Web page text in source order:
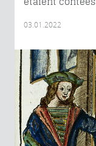
03.01.2022